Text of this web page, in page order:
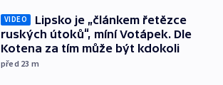
VIDEO
Lipsko je „článkem řetězce
ruských útoků“, míní Votápek. Dle
Kotena za tím může být kdokoli
před 23 m